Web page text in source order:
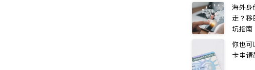
海外身
走？移
坑指南
你也
卡申请